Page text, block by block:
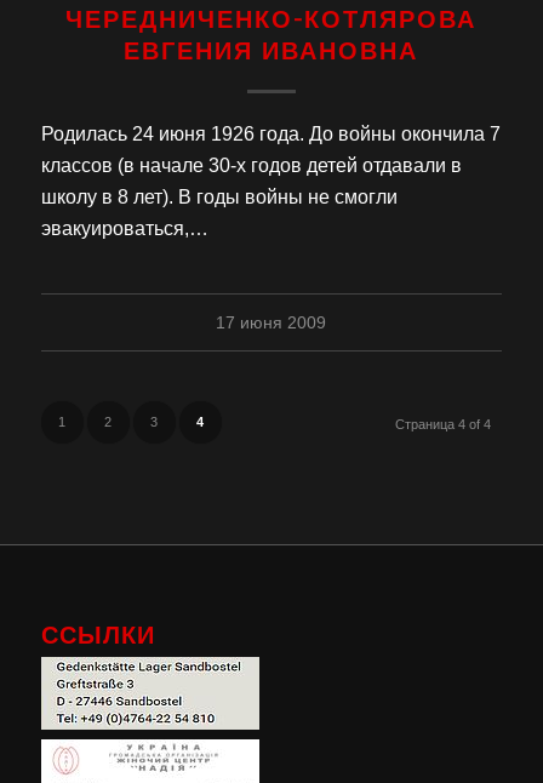
ЧЕРЕДНИЧЕНКО-КОТЛЯРОВА
ЕВГЕНИЯ ИВАНОВНА
Родилась 24 июня 1926 года. До войны окончила 7
классов (в начале 30-х годов детей отдавали в
школу в 8 лет). В годы войны не смогли
эвакуироваться,…
17 июня 2009
Страница 4 of 4
1 2 3 4
ССЫЛКИ